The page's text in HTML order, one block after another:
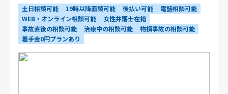
土日相談可能 19時以降面談可能 後払い可能
電話相談可能
WEB・オンライン相談可能
女性弁護士在籍
事故直後の相談可能
治療中の相談可能
物損事故の相談可能
着手金0円プランあり